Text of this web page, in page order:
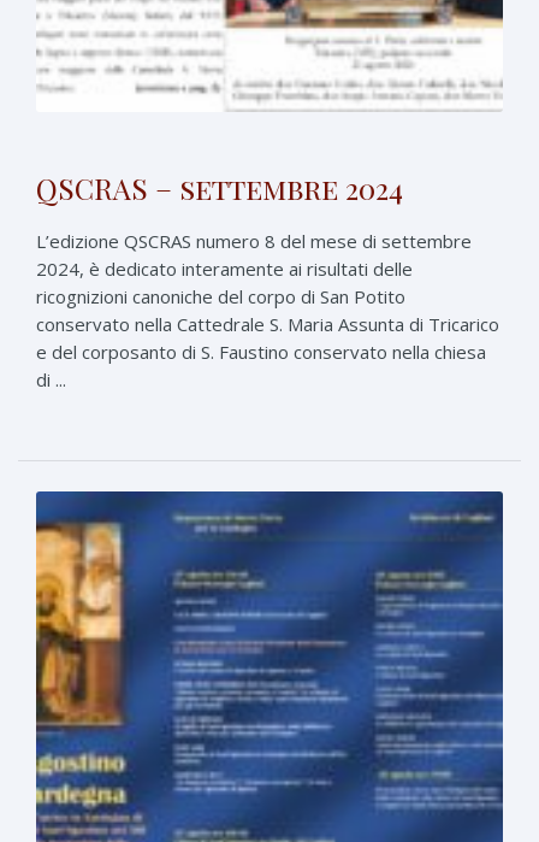
QSCRAS – settembre 2024
L’edizione QSCRAS numero 8 del mese di settembre
2024, è dedicato interamente ai risultati delle
ricognizioni canoniche del corpo di San Potito
conservato nella Cattedrale S. Maria Assunta di Tricarico
e del corposanto di S. Faustino conservato nella chiesa
di ...